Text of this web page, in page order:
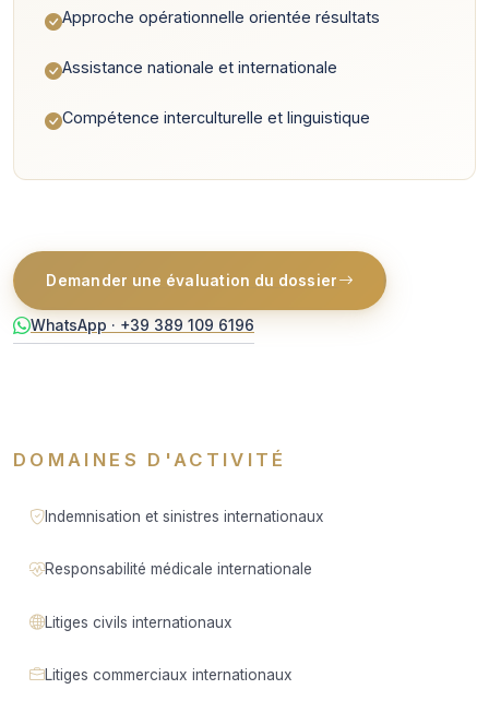
Approche opérationnelle orientée résultats
Assistance nationale et internationale
Compétence interculturelle et linguistique
Demander une évaluation du dossier
WhatsApp · +39 389 109 6196
DOMAINES D'ACTIVITÉ
Indemnisation et sinistres internationaux
Responsabilité médicale internationale
Litiges civils internationaux
Litiges commerciaux internationaux